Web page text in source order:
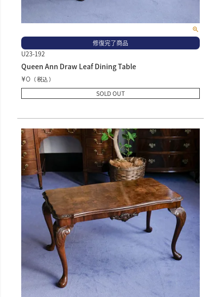
修復完了商品
U23-192
Queen Ann Draw Leaf Dining Table
¥0 税込
SOLD OUT